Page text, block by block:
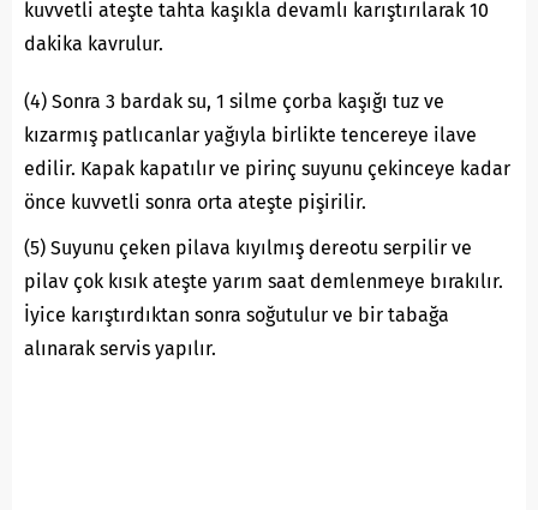
kuvvetli ateşte tahta kaşıkla devamlı karıştırılarak 10
dakika kavrulur.
(4) Sonra 3 bardak su, 1 silme çorba kaşığı tuz ve
kızarmış patlıcanlar yağıyla birlikte tencereye ilave
edilir. Kapak kapatılır ve pirinç suyunu çekinceye kadar
önce kuvvetli sonra orta ateşte pişirilir.
(5) Suyunu çeken pilava kıyılmış dereotu serpilir ve
pilav çok kısık ateşte yarım saat demlenmeye bırakılır.
İyice karıştırdıktan sonra soğutulur ve bir tabağa
alınarak servis yapılır.